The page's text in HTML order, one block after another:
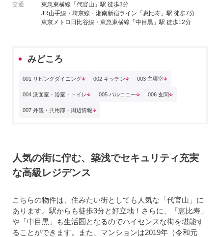
交通
東急東横線「代官山」駅 徒歩3分
JR山手線・埼京線・湘南新宿ライン「恵比寿」駅 徒歩7分
東京メトロ日比谷線・東急東横線「中目黒」駅 徒歩12分
みどころ
001 リビングダイニング 002 キッチン 003 主寝室
004 洗面室・浴室・トイレ 005 バルコニー 006 玄関
007 外観・共用部・周辺情報
人気の街に佇む、築浅でセキュリティ充実
な高級レジデンス
こちらの物件は、住みたい街としても人気な「代官山」に
あります。駅からも徒歩3分と好立地！さらに、「恵比寿」
や「中目黒」も生活圏となるのでハイセンスな街を堪能す
ることができます。また、マンションは2019年（令和元